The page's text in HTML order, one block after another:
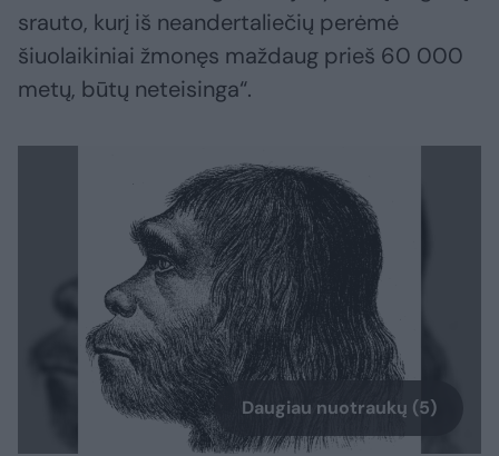
srauto, kurį iš neandertaliečių perėmė
šiuolaikiniai žmonęs maždaug prieš 60 000
metų, būtų neteisinga“.
Daugiau nuotraukų (5)